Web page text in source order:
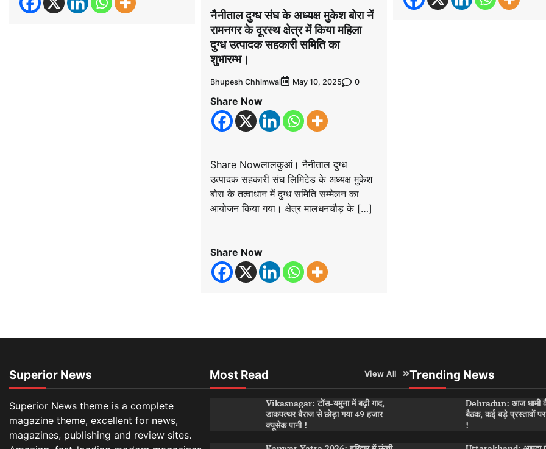
नैनीताल दुग्ध संघ के अध्यक्ष मुकेश बोरा नें
रामनगर के दूरस्थ क्षेत्र में किया महिला
दुग्ध उत्पादक सहकारी समिति का
शुभारम्भ।
Bhupesh Chhimwal May 10, 2025 0
Share Now
Share Nowलालकुआं। नैनीताल दुग्ध
उत्पादक सहकारी संघ लिमिटेड के अध्यक्ष मुकेश
बोरा के तत्वाधान में दुग्ध समिति सम्मेलन का
आयोजन किया गया। क्षेत्र मालधनचौड़ के […]
Share Now
Superior News
Superior News theme is a complete
magazine theme, excellent for news,
magazines, publishing and review sites.
Most Read View All
Vikasnagar: टोंस-यमुना में बढ़ी गाद,
डाकपत्थर बैराज से छोड़ा गया 49 हजार
क्यूसेक पानी !
Trending News
Dehradun: आज धामी
बैठक, कई बड़े प्रस्तावों
!